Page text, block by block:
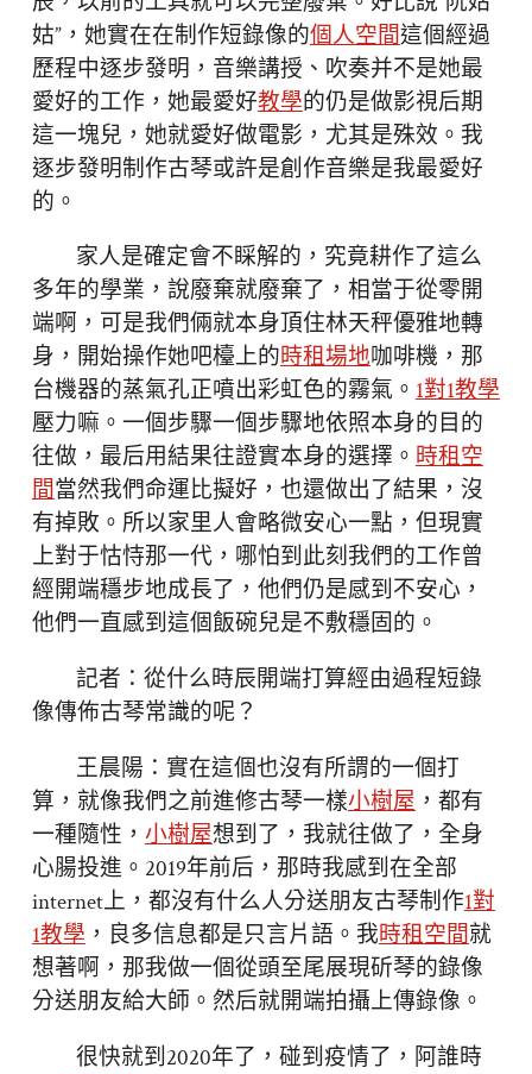
姑”，她實在在制作短錄像的個人空間這個經過
歷程中逐步發明，音樂講授、吹奏并不是她最
愛好的工作，她最愛好教學的仍是做影視后期
這一塊兒，她就愛好做電影，尤其是殊效。我
逐步發明制作古琴或許是創作音樂是我最愛好
的。
家人是確定會不睬解的，究竟耕作了這么
多年的學業，說廢棄就廢棄了，相當于從零開
端啊，可是我們倆就本身頂住林天秤優雅地轉
身，開始操作她吧檯上的時租場地咖啡機，那
台機器的蒸氣孔正噴出彩虹色的霧氣。1對1教學
壓力嘛。一個步驟一個步驟地依照本身的目的
往做，最后用結果往證實本身的選擇。時租空
間當然我們命運比擬好，也還做出了結果，沒
有掉敗。所以家里人會略微安心一點，但現實
上對于怙恃那一代，哪怕到此刻我們的工作曾
經開端穩步地成長了，他們仍是感到不安心，
他們一直感到這個飯碗兒是不敷穩固的。
記者：從什么時辰開端打算經由過程短錄
像傳佈古琴常識的呢？
王晨陽：實在這個也沒有所謂的一個打
算，就像我們之前進修古琴一樣小樹屋 ，都有
一種隨性， 小樹屋想到了，我就往做了，全身
心腸投進。2019年前后，那時我感到在全部
internet上，都沒有什么人分送朋友古琴制作1對
1教學 ，良多信息都是只言片語。我時租空間就
想著啊，那我做一個從頭至尾展現斫琴的錄像
分送朋友給大師。然后就開端拍攝上傳錄像。
很快就到2020年了，碰到疫情了，阿誰時